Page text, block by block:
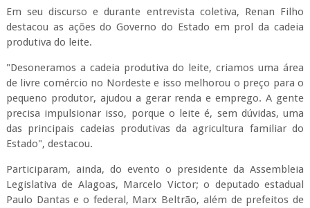
Em seu discurso e durante entrevista coletiva, Renan Filho
destacou as ações do Governo do Estado em prol da cadeia
produtiva do leite.
"Desoneramos a cadeia produtiva do leite, criamos uma área
de livre comércio no Nordeste e isso melhorou o preço para o
pequeno produtor, ajudou a gerar renda e emprego. A gente
precisa impulsionar isso, porque o leite é, sem dúvidas, uma
das principais cadeias produtivas da agricultura familiar do
Estado", destacou.
Participaram, ainda, do evento o presidente da Assembleia
Legislativa de Alagoas, Marcelo Victor; o deputado estadual
Paulo Dantas e o federal, Marx Beltrão, além de prefeitos de